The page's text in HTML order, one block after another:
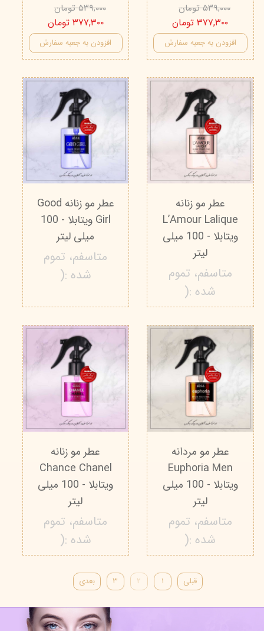
۵۳۹,۰۰۰ تومان
۳۷۷,۳۰۰ تومان
افزودن به جعبه سفارش
۵۳۹,۰۰۰ تومان
۳۷۷,۳۰۰ تومان
افزودن به جعبه سفارش
عطر مو زنانه
L’Amour Lalique
ویتابلا - 100 میلی
لیتر
متاسفم، تموم
شده :(
عطر مو زنانه Good
Girl ویتابلا - 100
میلی لیتر
متاسفم، تموم
شده :(
عطر مو مردانه
Euphoria Men
ویتابلا - 100 میلی
لیتر
متاسفم، تموم
شده :(
عطر مو زنانه
Chance Chanel
ویتابلا - 100 میلی
لیتر
متاسفم، تموم
شده :(
قبلی ۱ ۲ ۳ بعدی